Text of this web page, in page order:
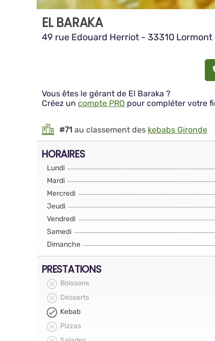
EL BARAKA
49 rue Edouard Herriot - 33310 Lormont
Vous êtes le gérant de El Baraka ?
Créez un compte PRO pour compléter votre
#71 au classement des kebabs Gironde
HORAIRES
Lundi
Mardi
Mercredi
Jeudi
Vendredi
Samedi
Dimanche
PRESTATIONS
Boissons
Desserts
Kebab
Pizzas